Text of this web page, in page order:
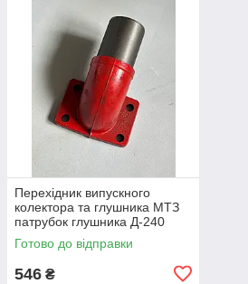
Перехідник випускного
колектора та глушника МТЗ
патрубок глушника Д-240
(вир-во Україна) 240-
1008021-Б1 / 240-1008021
Готово до відправки
546 ₴